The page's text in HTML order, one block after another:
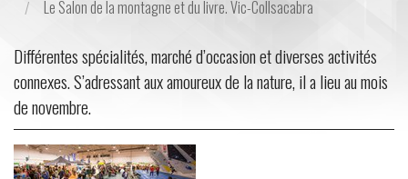
Le Salon de la montagne et du livre. Vic-Collsacabra
Différentes spécialités, marché d’occasion et diverses activités
connexes. S’adressant aux amoureux de la nature, il a lieu au mois
de novembre.